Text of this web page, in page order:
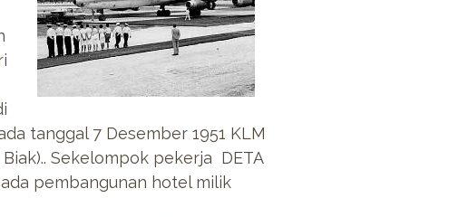
tanggal 7 Desember 1951 KLM
Sekelompok pekerja DETA
pembangunan hotel milik